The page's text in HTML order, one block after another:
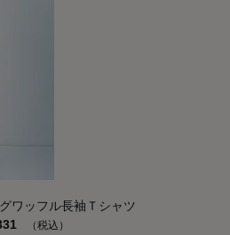
ワッフル長袖Ｔシャツ
（税込）